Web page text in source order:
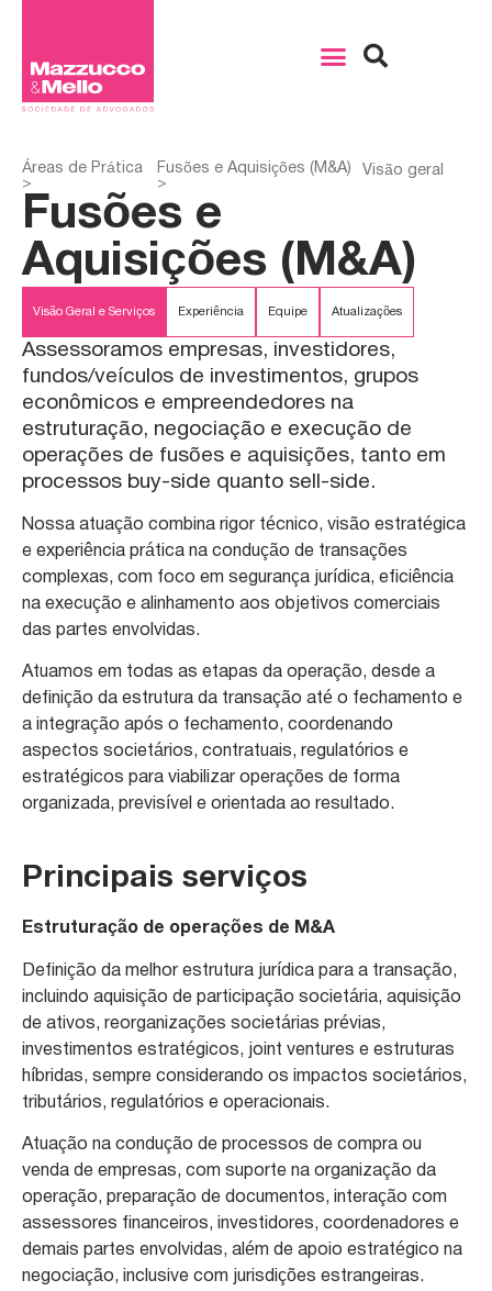
Áreas de Prática
>
Fusões e Aquisições (M&A)
>
Visão geral
Fusões e
Aquisições (M&A)
Visão Geral e Serviços Experiência Equipe Atualizações
Assessoramos empresas, investidores,
fundos/veículos de investimentos, grupos
econômicos e empreendedores na
estruturação, negociação e execução de
operações de fusões e aquisições, tanto em
processos buy-side quanto sell-side.
Nossa atuação combina rigor técnico, visão estratégica
e experiência prática na condução de transações
complexas, com foco em segurança jurídica, eficiência
na execução e alinhamento aos objetivos comerciais
das partes envolvidas.
Atuamos em todas as etapas da operação, desde a
definição da estrutura da transação até o fechamento e
a integração após o fechamento, coordenando
aspectos societários, contratuais, regulatórios e
estratégicos para viabilizar operações de forma
organizada, previsível e orientada ao resultado.
Principais serviços
Estruturação de operações de M&A
Definição da melhor estrutura jurídica para a transação,
incluindo aquisição de participação societária, aquisição
de ativos, reorganizações societárias prévias,
investimentos estratégicos, joint ventures e estruturas
híbridas, sempre considerando os impactos societários,
tributários, regulatórios e operacionais.
Atuação na condução de processos de compra ou
venda de empresas, com suporte na organização da
operação, preparação de documentos, interação com
assessores financeiros, investidores, coordenadores e
demais partes envolvidas, além de apoio estratégico na
negociação, inclusive com jurisdições estrangeiras.